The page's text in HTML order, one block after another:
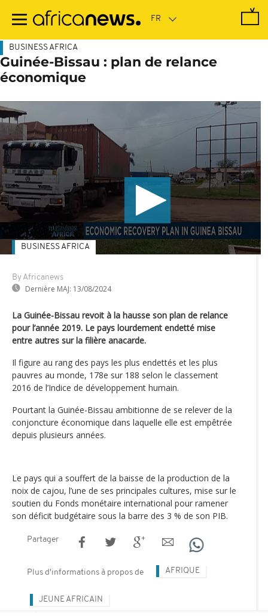
contenu
BUSINESS AFRICA
Guinée-Bissau : plan de relance
économique
By Africanews
Dernière MAJ: 13/08/2024
BUSINESS AFRICA
La Guinée-Bissau revoit à la hausse son plan de relance
pour l’année 2019. Le pays lourdement endetté mise
entre autres sur la filière anacarde.
Il figure au rang des pays les plus endettés et les plus
pauvres au monde, 178e sur 188 selon le classement
2016 de l’Indice de développement humain.
Pourtant la Guinée-Bissau ambitionne de se relever de la
conjoncture économique dans laquelle elle est empêtrée
depuis plusieurs années.
Le pays qui a souffert de la baisse de la production de la
noix de cajou, l’une de ses principales cultures, mise sur le
soutien du Fonds monétaire international pour ramener
son déficit budgétaire sous la barre des 3 % de son PIB.
Partager
Plus d'informations à propos de AFRIQUE
JEUNE AFRICAIN